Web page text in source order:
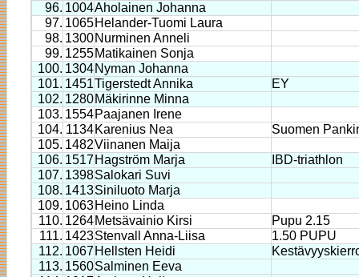
96. 1004Aholainen Johanna
97. 1065Helander-Tuomi Laura
98. 1300Nurminen Anneli
99. 1255Matikainen Sonja
100. 1304Nyman Johanna
101. 1451Tigerstedt Annika
EY
102. 1280Mäkirinne Minna
103. 1554Paajanen Irene
104. 1134Karenius Nea
Suomen
105. 1482Viinanen Maija
106. 1517Hagström Marja
IBD-triathlon
107. 1398Salokari Suvi
108. 1413Siniluoto Marja
109. 1063Heino Linda
110. 1264Metsävainio Kirsi
Pupu 2.15
111. 1423Stenvall Anna-Liisa
1.50 PUPU
112. 1067Hellsten Heidi
113. 1560Salminen Eeva